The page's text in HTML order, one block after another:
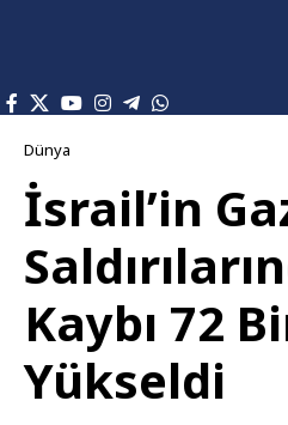
Dünya
İsrail’in
Kaybı 72
Yükseldi